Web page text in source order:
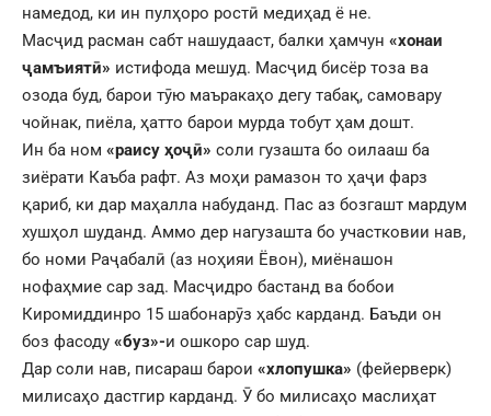
намедод, ки ин пулҳоро ростӣ медиҳад ё не.
Масҷид расман сабт нашудааст, балки ҳамчун «хонаи
ҷамъиятӣ» истифода мешуд. Масҷид бисёр тоза ва
озода буд, барои тӯю маъракаҳо дегу табақ, самовару
чойнак, пиёла, ҳатто барои мурда тобут ҳам дошт.
Ин ба ном «раису ҳоҷӣ» соли гузашта бо оилааш ба
зиёрати Каъба рафт. Аз моҳи рамазон то ҳаҷи фарз
қариб, ки дар маҳалла набуданд. Пас аз бозгашт мардум
хушҳол шуданд. Аммо дер нагузашта бо участковии нав,
бо номи Раҷабалӣ (аз ноҳияи Ёвон), миёнашон
нофаҳмие сар зад. Масҷидро бастанд ва бобои
Киромиддинро 15 шабонарӯз ҳабс карданд. Баъди он
боз фасоду «буз»-и ошкоро сар шуд.
Дар соли нав, писараш барои «хлопушка» (фейерверк)
милисаҳо дастгир карданд. Ӯ бо милисаҳо маслиҳат